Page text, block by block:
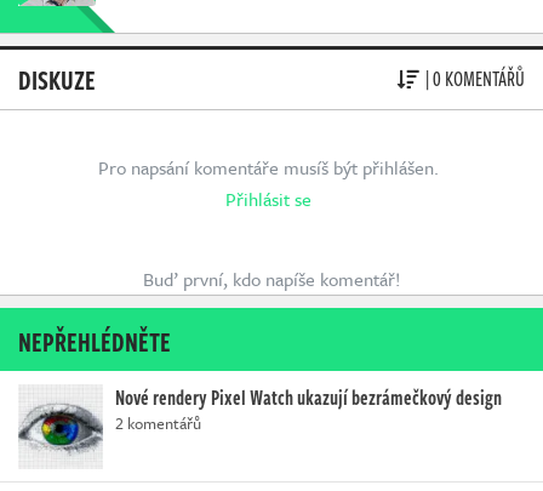
DISKUZE | 0 KOMENTÁŘŮ
Pro napsání komentáře musíš být přihlášen.
Přihlásit se
Buď první, kdo napíše komentář!
NEPŘEHLÉDNĚTE
Nové rendery Pixel Watch ukazují bezrámečkový design
2 komentářů